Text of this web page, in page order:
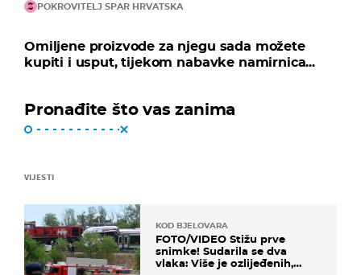
POKROVITELJ SPAR HRVATSKA
Omiljene proizvode za njegu sada možete
kupiti i usput, tijekom nabavke namirnica...
Pronađite što vas zanima
VIJESTI
KOD BJELOVARA
FOTO/VIDEO Stižu prve
snimke! Sudarila se dva
vlaka: Više je ozlijeđenih,